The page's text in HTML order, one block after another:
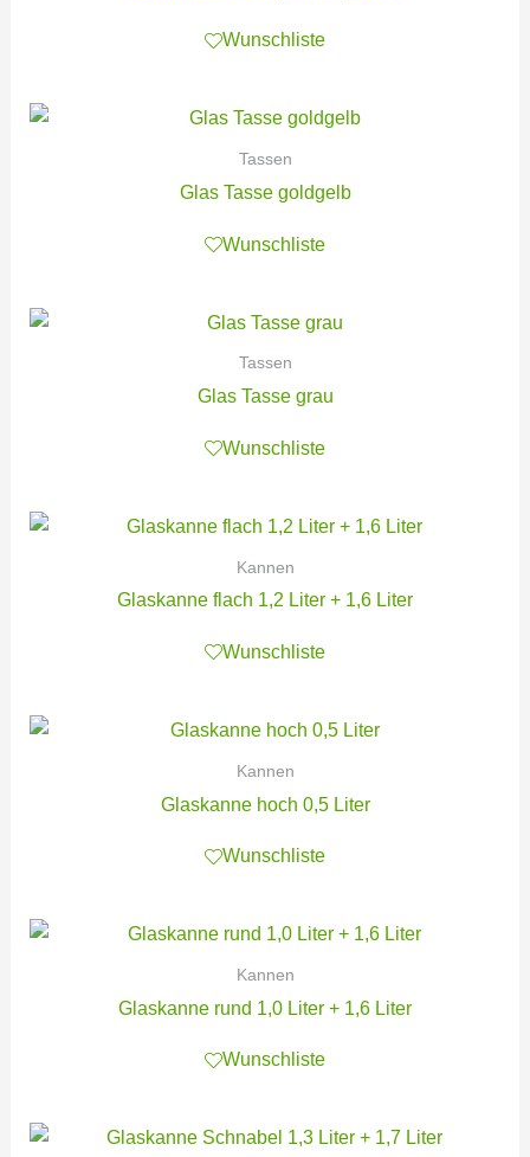
Wunschliste
Tassen
Glas Tasse goldgelb
Wunschliste
Tassen
Glas Tasse grau
Wunschliste
Kannen
Glaskanne flach 1,2 Liter + 1,6 Liter
Wunschliste
Kannen
Glaskanne hoch 0,5 Liter
Wunschliste
Kannen
Glaskanne rund 1,0 Liter + 1,6 Liter
Wunschliste